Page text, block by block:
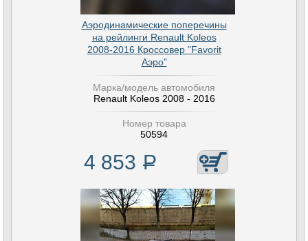
Аэродинамические поперечины
на рейлинги Renault Koleos
2008-2016 Кроссовер "Favorit
Аэро"
Марка/модель автомобиля
Renault Koleos 2008 - 2016
Номер товара
50594
4 853 Р